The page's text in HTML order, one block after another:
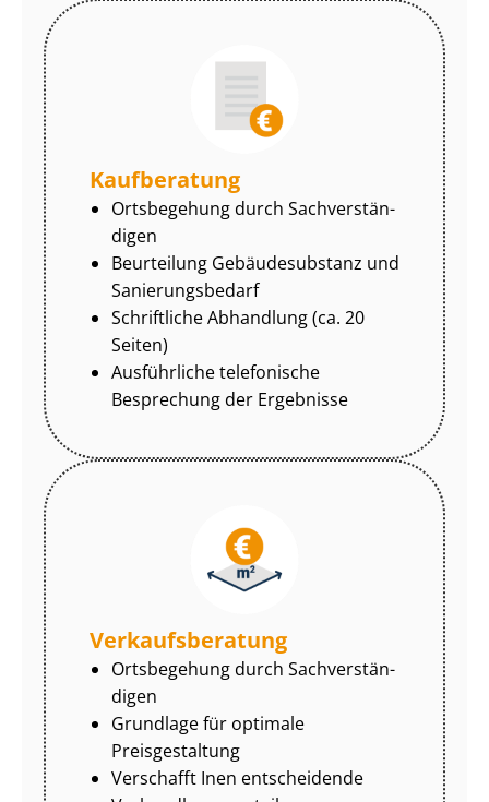
Kaufberatung
Ortsbegehung durch Sach­ver­stän­
di­gen
Beurteilung Gebäudesubstanz und
Sa­nie­rungs­be­darf
Schriftliche Abhandlung (ca. 20
Seiten)
Ausführliche telefonische
Besprechung der Ergebnisse
Ver­kaufs­be­ra­tung
Ortsbegehung durch Sach­ver­stän­
di­gen
Grundlage für optimale
Preisgestaltung
Verschafft Inen entscheidende